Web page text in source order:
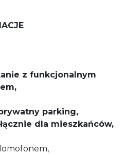
z funkcjonalnym
parking,
dla mieszkańców,